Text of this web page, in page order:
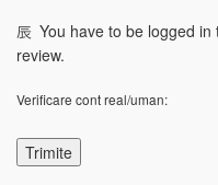
You have to be logged
review.
Verificare cont real/uman: